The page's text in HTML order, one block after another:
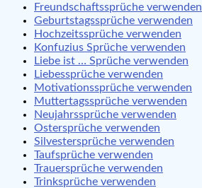
Freundschaftssprüche verwenden
Geburtstagssprüche verwenden
Hochzeitssprüche verwenden
Konfuzius Sprüche verwenden
Liebe ist … Sprüche verwenden
Liebessprüche verwenden
Motivationssprüche verwenden
Muttertagssprüche verwenden
Neujahrssprüche verwenden
Ostersprüche verwenden
Silvestersprüche verwenden
Taufsprüche verwenden
Trauersprüche verwenden
Trinksprüche verwenden